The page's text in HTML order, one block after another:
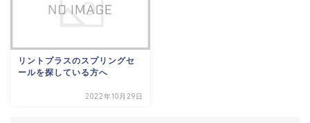
リントプラスのスプリングセ
ールを探している方へ
2022年10月29日